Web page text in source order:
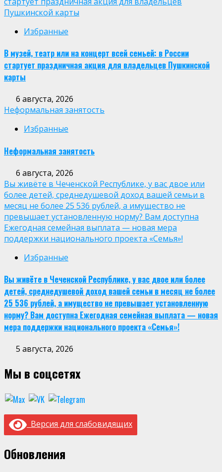
Пушкинской карты
Избранные
В музей, театр или на концерт всей семьей: в России
стартует праздничная акция для владельцев Пушкинской
карты
6 августа, 2026
Неформальная занятость
Избранные
Неформальная занятость
6 августа, 2026
Вы живёте в Чеченской Республике, у вас двое или
более детей, среднедушевой доход вашей семьи в
месяц не более 25 536 рублей, а имущество не
превышает установленную норму? Вам доступна
Ежегодная семейная выплата — новая мера
поддержки национального проекта «Семья»!
Избранные
Вы живёте в Чеченской Республике, у вас двое или более
детей, среднедушевой доход вашей семьи в месяц не более
25 536 рублей, а имущество не превышает установленную
норму? Вам доступна Ежегодная семейная выплата — новая
мера поддержки национального проекта «Семья»!
5 августа, 2026
Мы в соцсетях
Версия для слабовидящих
Обновления